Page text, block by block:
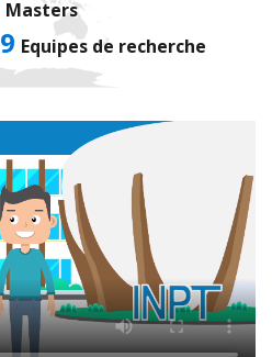
Masters
9 Equipes de recherche